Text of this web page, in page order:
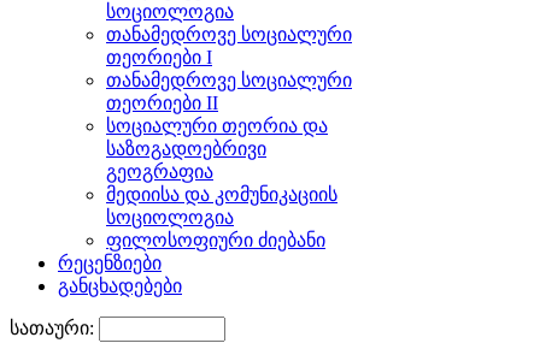
სოციოლოგია
თანამედროვე სოციალური
თეორიები I
თანამედროვე სოციალური
თეორიები II
სოციალური თეორია და
საზოგადოებრივი
გეოგრაფია
მედიისა და კომუნიკაციის
სოციოლოგია
ფილოსოფიური ძიებანი
რეცენზიები
განცხადებები
სათაური: